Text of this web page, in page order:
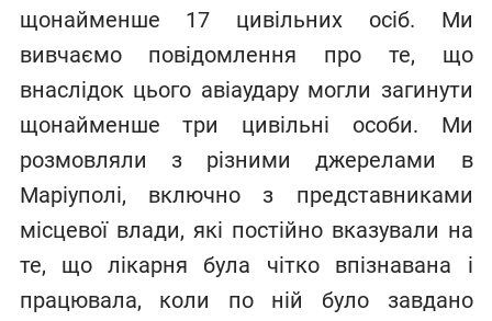
щонайменше 17 цивільних осіб. Ми
вивчаємо повідомлення про те, що
внаслідок цього авіаудару могли загинути
щонайменше три цивільні особи. Ми
розмовляли з різними джерелами в
Маріуполі, включно з представниками
місцевої влади, які постійно вказували на
те, що лікарня була чітко впізнавана і
працювала, коли по ній було завдано